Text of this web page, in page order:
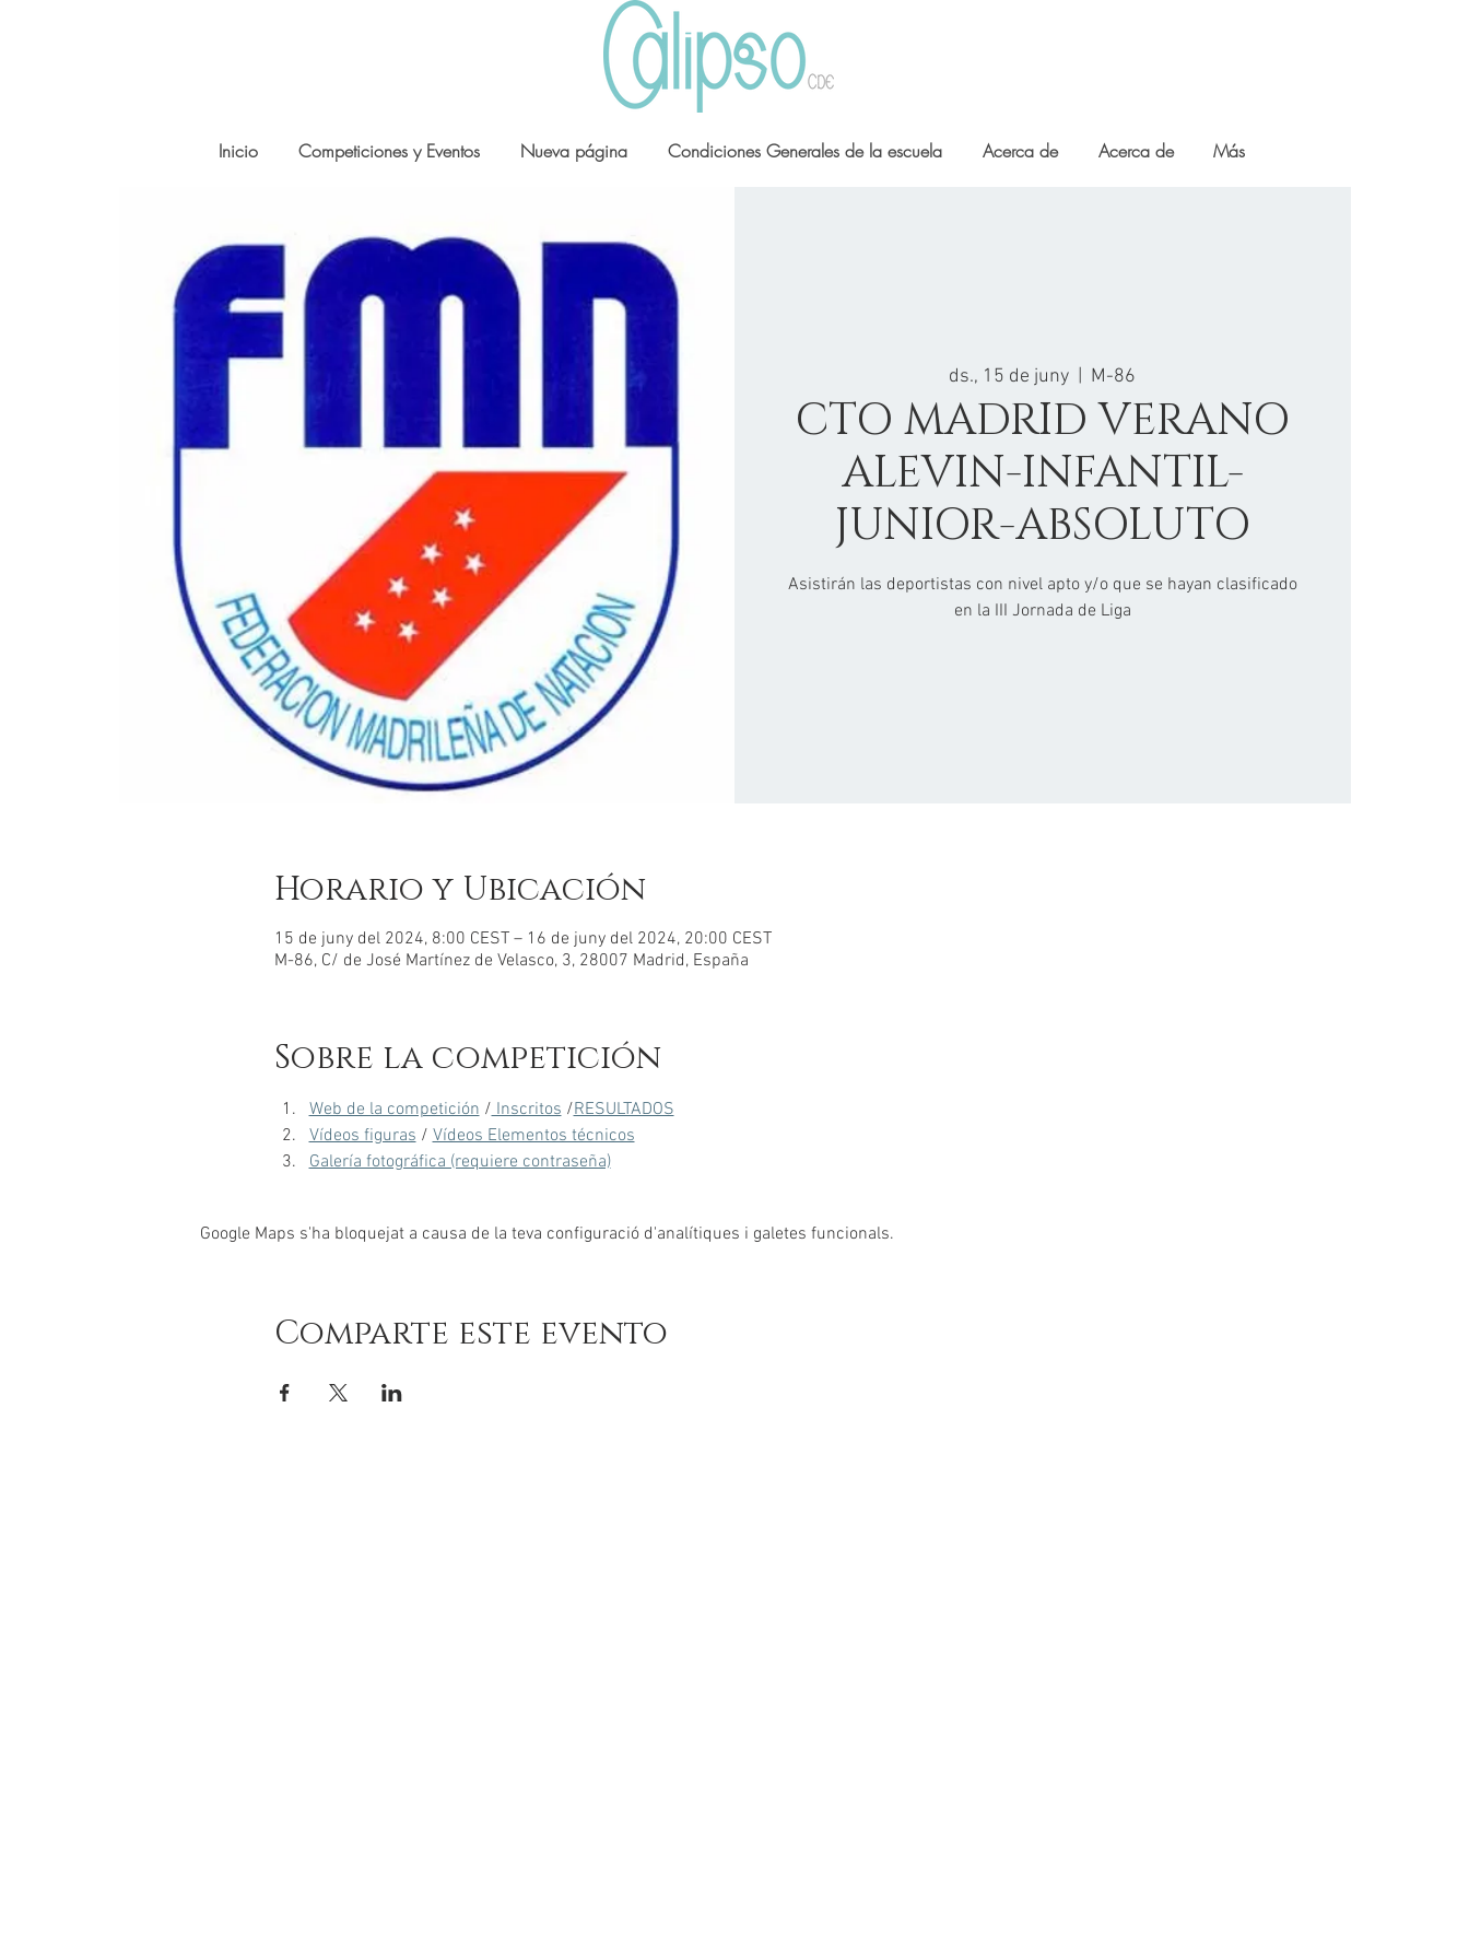
Inicio Competiciones y Eventos Nueva página Condiciones Generales de la escuela Acerca de Acerca de Más
ds., 15 de juny
  |
M-86
CTO MADRID VERANO
ALEVIN-INFANTIL-
JUNIOR-ABSOLUTO
Asistirán las deportistas con nivel apto y/o que se hayan clasificado
en la III Jornada de Liga
Horario y Ubicación
15 de juny del 2024, 8:00 CEST – 16 de juny del 2024, 20:00 CEST
M-86, C/ de José Martínez de Velasco, 3, 28007 Madrid, España
Sobre la competición
Web de la competición / Inscritos /RESULTADOS
Vídeos figuras / Vídeos Elementos técnicos
Galería fotográfica (requiere contraseña)
Google Maps s'ha bloquejat a causa de la teva configuració d'analítiques i galetes funcionals.
Comparte este evento